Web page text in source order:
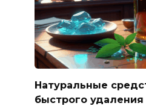
Натуральные
быстрого удаления